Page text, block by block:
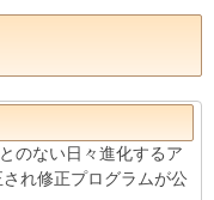
のない日々進化するア
れ修正プログラムが公